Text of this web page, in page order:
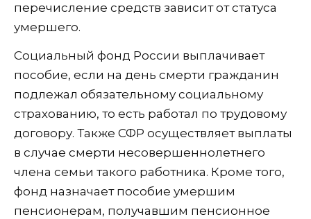
перечисление средств зависит от статуса
умершего.
Социальный фонд России выплачивает
пособие, если на день смерти гражданин
подлежал обязательному социальному
страхованию, то есть работал по трудовому
договору. Также СФР осуществляет выплаты
в случае смерти несовершеннолетнего
члена семьи такого работника. Кроме того,
фонд назначает пособие умершим
пенсионерам, получавшим пенсионное